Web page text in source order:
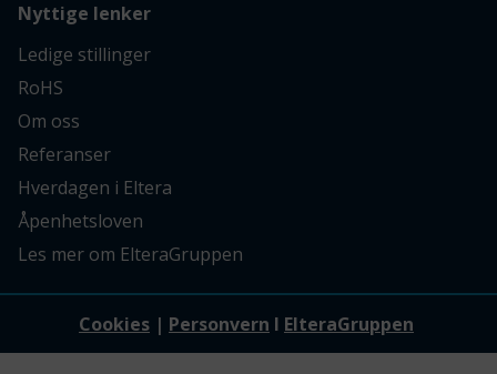
Nyttige lenker
Ledige stillinger
RoHS
Om oss
Referanser
Hverdagen i Eltera
Åpenhetsloven
Les mer om ElteraGruppen
Cookies | Personvern I ElteraGruppen